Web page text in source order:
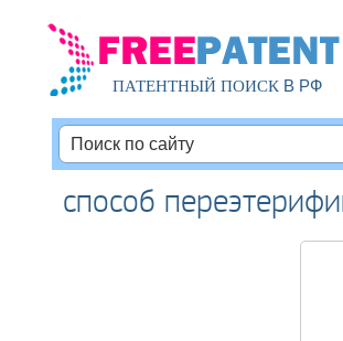
ПАТЕНТНЫЙ ПОИСКВ РФ
способ